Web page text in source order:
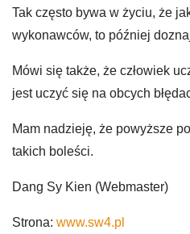
Tak często bywa w życiu, że
wykonawców, to później
Mówi się także, że człowiek
jest uczyć się na obcych
Mam nadzieję, że powyższe
takich boleści.
Dang Sy Kien (Webmaster)
Strona: www.sw4.pl